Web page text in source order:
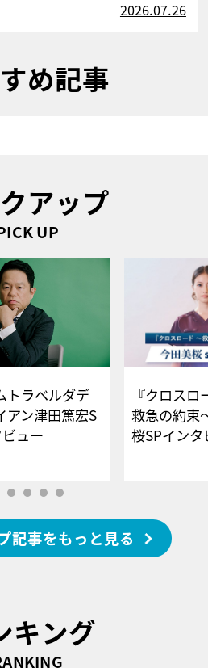
2026.07.26
め記事
アップ
UP
トラベルダデ
アン津田篤宏S
タビュー
『クロス
救急の約束
桜SPイ
記事をもっと見る
キング